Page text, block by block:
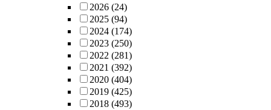
2026 (24)
2025 (94)
2024 (174)
2023 (250)
2022 (281)
2021 (392)
2020 (404)
2019 (425)
2018 (493)